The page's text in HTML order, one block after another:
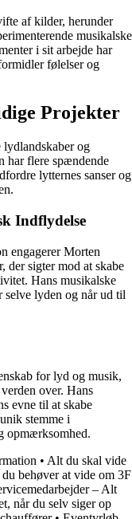
af kilder, herunder
musikalske
i sit arbejde har
følelser og
Projekter
og
har flere spændende
lytternes sanser og
Indflydelse
engagerer Morten
der sigter mod at skabe
Hans musikalske
selve lyden og når ud til
for lyd og musik,
over. Hans
evne til at skabe
stemme i
opmærksomhed.
• Alt du skal vide
behøver at vide om 3F
– Alt
når du selv siger op